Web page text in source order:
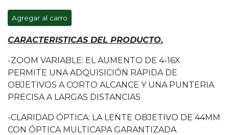
Agregar al carro
CARACTERISTICAS DEL PRODUCTO.
-ZOOM VARIABLE: EL AUMENTO DE 4-16X
PERMITE UNA ADQUISICIÓN RÁPIDA DE
OBJETIVOS A CORTO ALCANCE Y UNA PUNTERIA
PRECISA A LARGAS DISTANCIAS
-CLARIDAD ÓPTICA: LA LENTE OBJETIVO DE 44MM
CON ÓPTICA MULTICAPA GARANTIZADA